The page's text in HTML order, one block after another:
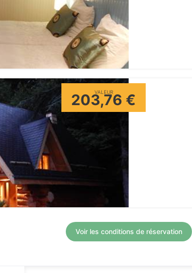
VALEUR
203,76 €
Voir les conditions de réservation